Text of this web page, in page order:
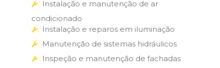
Instalação e manutenção de ar
condicionado
Instalação e reparos em iluminação
Manutenção de sistemas hidráulicos
Inspeção e manutenção de fachadas